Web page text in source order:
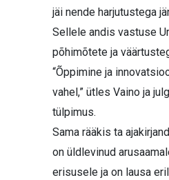
jäi nende harjutustega
Sellele andis vastuse
põhimõtete ja
“Õppimine ja
vahel,” ütles Vaino ja
tülpimus.
Sama rääkis ta
on üldlevinud
erisusele ja on lausa